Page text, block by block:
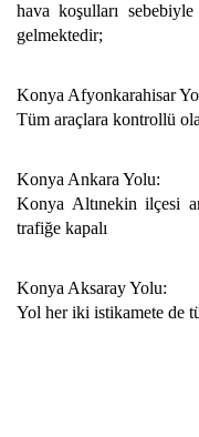
hava koşulları
gelmektedir;
Konya Afyonkarahisar
Tüm araçlara kontrollü
Konya Ankara Yolu:
Konya Altınekin ilçesi
trafiğe kapalı
Konya Aksaray Yolu:
Yol her iki istikamete de